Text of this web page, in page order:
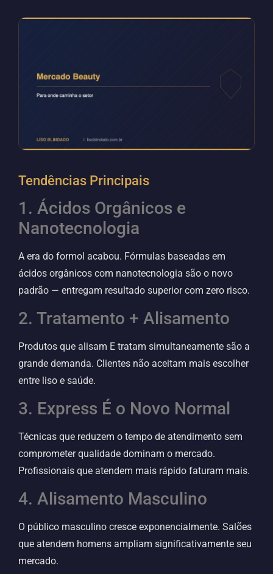
Tendências Principais
1. Ácidos Orgânicos e
Nanotecnologia
A era do formol acabou. Fórmulas baseadas em
ácidos orgânicos com nanotecnologia são o novo
padrão — entregam resultado superior com zero risco.
2. Tratamento + Alisamento
Produtos que alisam E tratam simultaneamente são a
grande demanda. Clientes não aceitam mais escolher
entre liso e saúde.
3. Express É o Novo Normal
Técnicas que reduzem o tempo de atendimento sem
comprometer qualidade dominam o mercado.
Profissionais que atendem mais rápido faturam mais.
4. Alisamento Masculino
O público masculino cresce exponencialmente. Salões
que atendem homens ampliam significativamente seu
mercado.